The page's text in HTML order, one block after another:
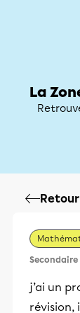
La
Retour
Secondaire
j’ai un
révision,